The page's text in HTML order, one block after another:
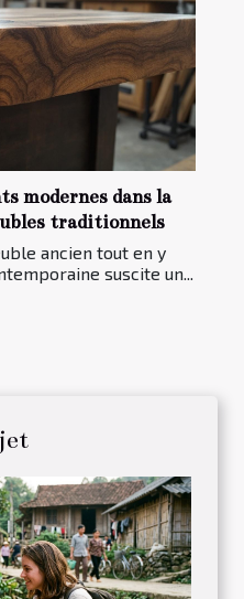
modernes dans la
traditionnels
ancien tout en y
suscite un...